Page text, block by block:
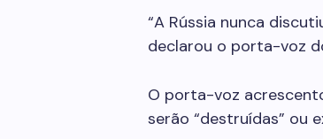
“A Rússia nunca
declarou o porta-voz
O porta-voz
serão “destruídas” ou